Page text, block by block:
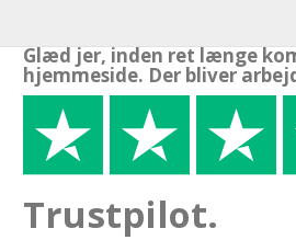
Glæd jer, inden ret længe
hjemmeside. Der bliver
Trustpilot.